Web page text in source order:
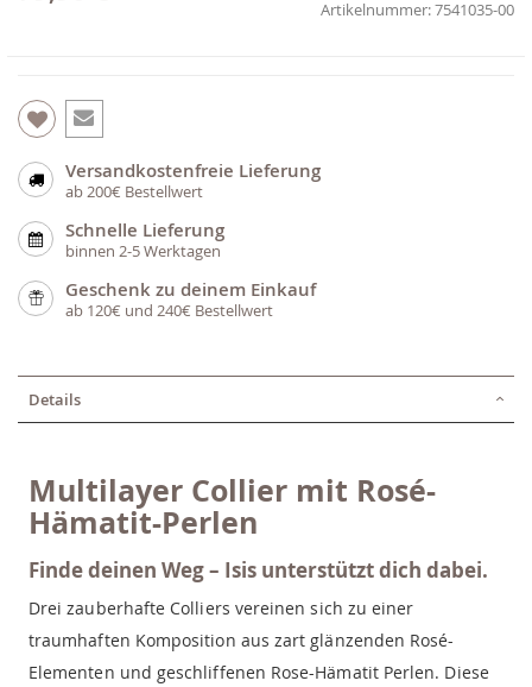
7541035-00
Versandkostenfreie Lieferung
ab 200€ Bestellwert
Schnelle Lieferung
binnen 2-5 Werktagen
Geschenk zu deinem Einkauf
ab 120€ und 240€ Bestellwert
Details
Multilayer Collier mit Rosé-
Hämatit-Perlen
Finde deinen Weg – Isis unterstützt dich dabei.
Drei zauberhafte Colliers vereinen sich zu einer
traumhaften Komposition aus zart glänzenden Rosé-
Elementen und geschliffenen Rose-Hämatit Perlen. Diese